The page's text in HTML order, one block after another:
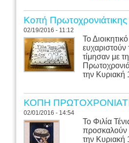
Κοπή Πρωτοχρονιάτικης
02/19/2016 - 11:12
Το
ευχαριστούν
τίμησαν με
την
ΚΟΠΗ
02/01/2016 - 14:54
Το Φιλία
προσκαλούν
την Κυριακή